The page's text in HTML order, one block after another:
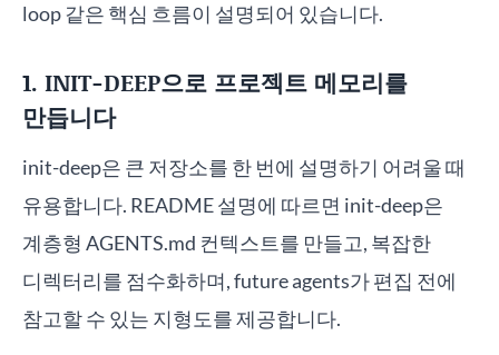
loop 같은 핵심 흐름이 설명되어 있습니다.
1. INIT-DEEP으로 프로젝트 메모리를
만듭니다
init-deep은 큰 저장소를 한 번에 설명하기 어려울 때
유용합니다. README 설명에 따르면 init-deep은
계층형 AGENTS.md 컨텍스트를 만들고, 복잡한
디렉터리를 점수화하며, future agents가 편집 전에
참고할 수 있는 지형도를 제공합니다.